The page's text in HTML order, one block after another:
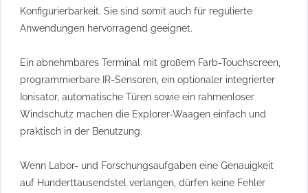
Konfigurierbarkeit. Sie sind somit auch für regulierte
Anwendungen hervorragend geeignet.
Ein abnehmbares Terminal mit großem Farb-Touchscreen,
programmierbare IR-Sensoren, ein optionaler integrierter
Ionisator, automatische Türen sowie ein rahmenloser
Windschutz machen die Explorer-Waagen einfach und
praktisch in der Benutzung.
Wenn Labor- und Forschungsaufgaben eine Genauigkeit
auf Hunderttausendstel verlangen, dürfen keine Fehler